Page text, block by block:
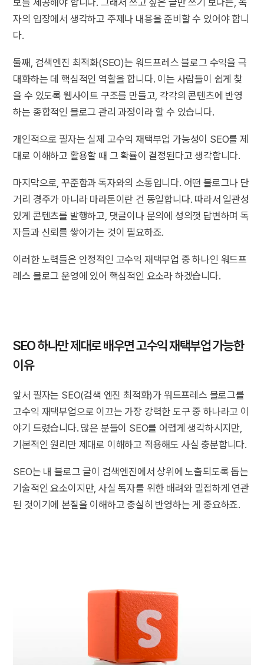
보를 제공해야 합니다. 그래서 쓰고 싶은 글만 쓰기 보다는, 독
자의 입장에서 생각하고 주제나 내용을 준비할 수 있어야 합니
다.
둘째, 검색엔진 최적화(SEO)는 워드프레스 블로그 수익을 극
대화하는 데 핵심적인 역할을 합니다. 이는 사람들이 쉽게 찾
을 수 있도록 웹사이트 구조를 만들고, 각각의 콘텐츠에 반영
하는 종합적인 블로그 관리 과정이라 할 수 있습니다.
개인적으로 필자는 실제 고수익 재택부업 가능성이 SEO를 제
대로 이해하고 활용할 때 그 확률이 결정된다고 생각합니다.
마지막으로, 꾸준함과 독자와의 소통입니다. 어떤 블로그나 단
거리 경주가 아니라 마라톤이란 건 동일합니다. 따라서 일관성
있게 콘텐츠를 발행하고, 댓글이나 문의에 성의껏 답변하며 독
자들과 신뢰를 쌓아가는 것이 필요하죠.
이러한 노력들은 안정적인 고수익 재택부업 중 하나인 워드프
레스 블로그 운영에 있어 핵심적인 요소라 하겠습니다.
SEO 하나만 제대로 배우면 고수익 재택부업 가능한
이유
앞서 필자는 SEO(검색 엔진 최적화)가 워드프레스 블로그를
고수익 재택부업으로 이끄는 가장 강력한 도구 중 하나라고 이
야기 드렸습니다. 많은 분들이 SEO를 어렵게 생각하시지만,
기본적인 원리만 제대로 이해하고 적용해도 사실 충분합니다.
SEO는 내 블로그 글이 검색엔진에서 상위에 노출되도록 돕는
기술적인 요소이지만, 사실 독자를 위한 배려와 밀접하게 연관
된 것이기에 본질을 이해하고 충실히 반영하는 게 중요하죠.